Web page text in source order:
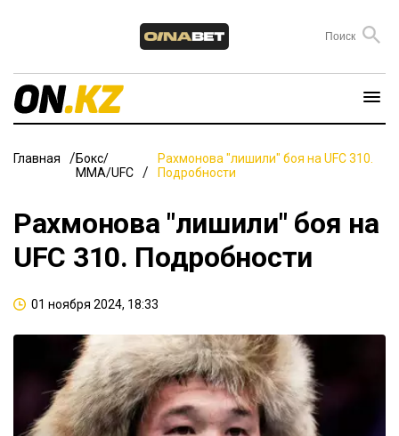
Главная
Бокс/
ММА/UFC
Рахмонова "лишили" боя на UFC 310.
Подробности
Рахмонова "лишили" боя на
UFC 310. Подробности
01 ноября 2024, 18:33